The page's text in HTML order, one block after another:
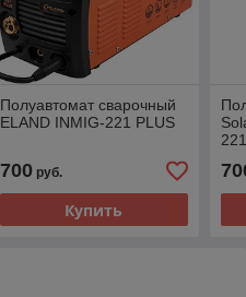
Полуавтомат сварочный
ELAND INMIG-221 PLUS
700руб.
Купить